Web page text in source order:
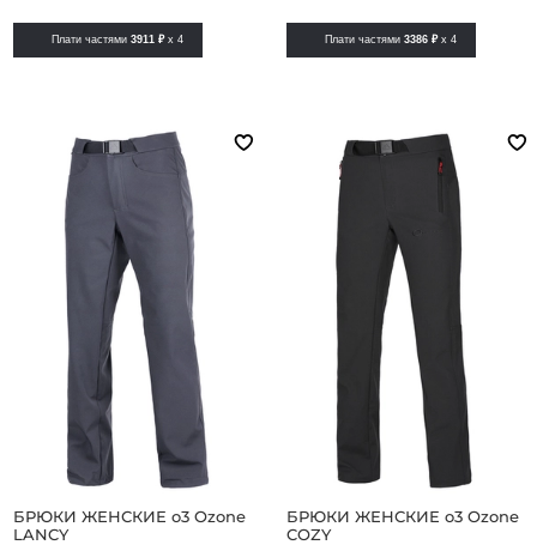
Плати частями3911 ₽ x 4 Плати частями 3386 ₽ x 4
БРЮКИ ЖЕНСКИЕ o3 Ozone
LANCY
БРЮКИ ЖЕНСКИЕ o3 Ozone
COZY